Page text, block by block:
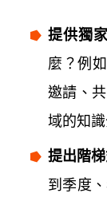
提供獨
麼？例
邀請、
域的知識
提出階梯
到季度